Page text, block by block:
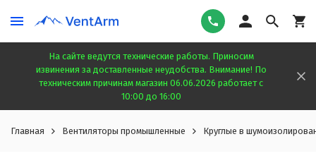
На сайте ведутся технические работы. Приносим
извинения за доставленные неудобства. Внимание! По
техническим причинам магазин 06.06.2026 работает с
10:00 до 16:00
Главная Вентиляторы промышленные Круглые в